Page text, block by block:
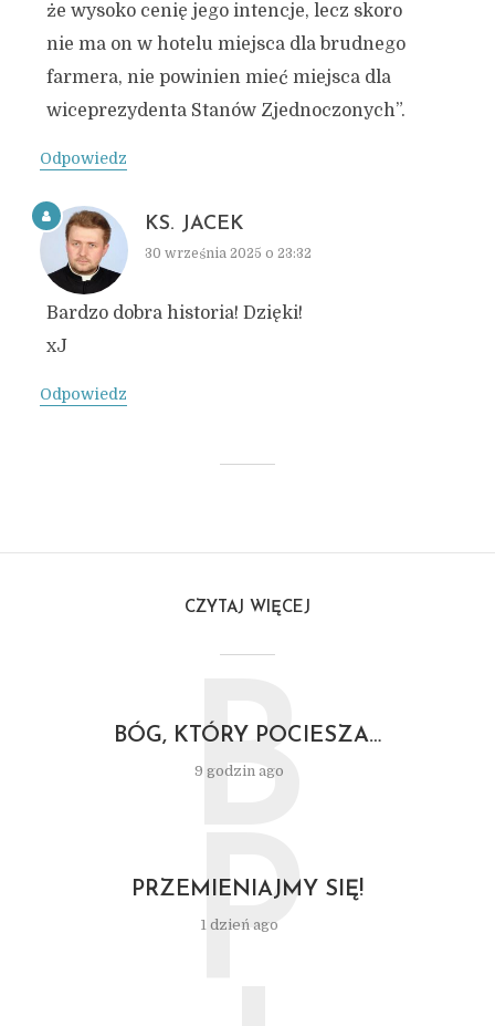
że wysoko cenię jego intencje, lecz skoro
nie ma on w hotelu miejsca dla brudnego
farmera, nie powinien mieć miejsca dla
wiceprezydenta Stanów Zjednoczonych”.
Odpowiedz
KS. JACEK
30 września 2025 o 23:32
Bardzo dobra historia! Dzięki!
xJ
Odpowiedz
CZYTAJ WIĘCEJ
BÓG, KTÓRY POCIESZA…
9 godzin ago
B
PRZEMIENIAJMY SIĘ!
1 dzień ago
P